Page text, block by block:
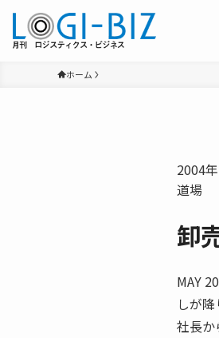
ホーム
2004
道場
卸
MAY
しが
社長か